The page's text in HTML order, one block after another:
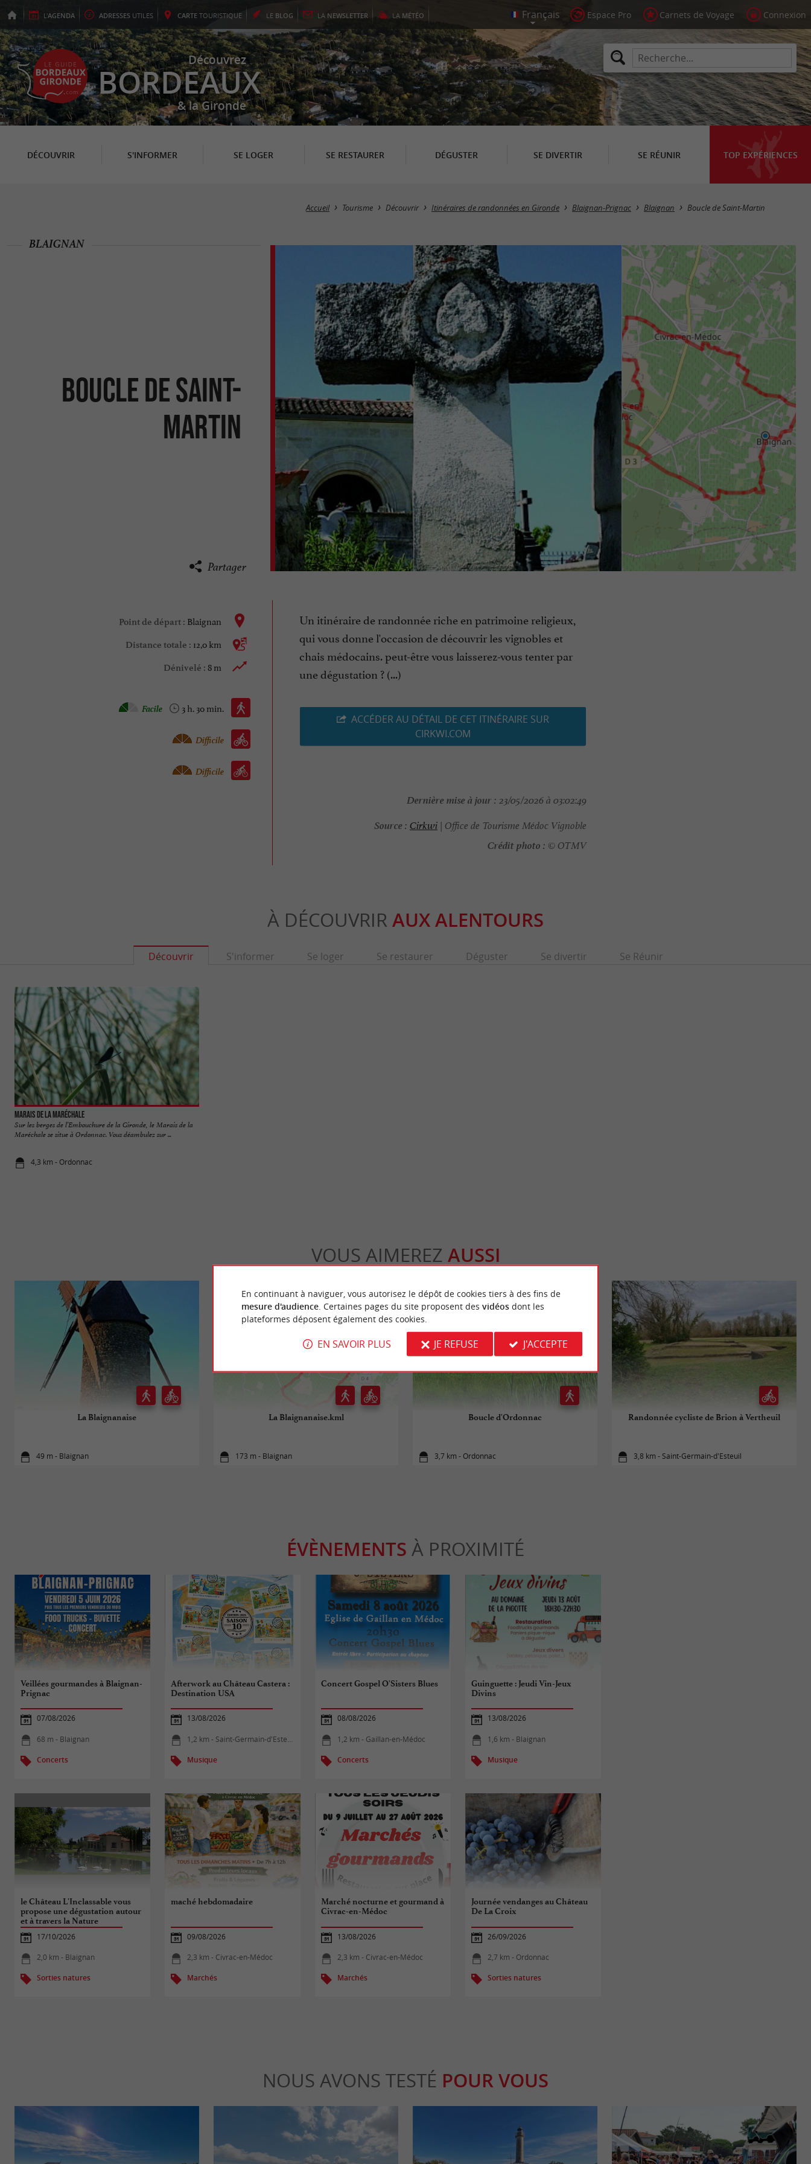
L'AGENDA ADRESSES UTILES CARTE TOURISTIQUE LE BLOG LA NEWSLETTER LA MÉTÉO Espace Pro Carnets de Voyage Connexion
Découvrez
BORDEAUX
& la Gironde
DÉCOUVRIR S'INFORMER SE LOGER SE RESTAURER DÉGUSTER SE DIVERTIR SE RÉUNIR TOP EXPÉRIENCES
Accueil Tourisme Découvrir Itinéraires de randonnées en Gironde Blaignan-Prignac Blaignan Boucle de Saint-Martin
Boucle de Saint-
Martin
BLAIGNAN
Partager
Point de départ : Blaignan
Distance totale : 12,0 km
Dénivelé : 8 m
Marche à pied :
3 h. 30 min.
Facile
Vélo vtc :
Difficile
Vélo / route :
Difficile
Un itinéraire de randonnée riche en patrimoine religieux,
qui vous donne l'occasion de découvrir les vignobles et
chais médocains. peut-être vous laisserez-vous tenter par
une dégustation ? (...)
ACCÉDER AU DÉTAIL DE CET ITINÉRAIRE SUR
CIRKWI.COM
Dernière mise à jour : 23/05/2026 à 03:02:49
Source : Cirkwi| Office de Tourisme Médoc Vignoble
Crédit photo : © OTMV
À DÉCOUVRIR AUX ALENTOURS
Découvrir S'informer Se loger Se restaurer Déguster Se divertir Se Réunir
Marais de la Maréchale
Sur les berges de l’Embouchure de la Gironde, le Marais de la
Maréchale se situe à Ordonnac. Vous déambulez sur ...
4,3 km - Ordonnac
VOUS AIMEREZ AUSSI
La Blaignanaise
49 m - Blaignan
La Blaignanaise.kml
173 m - Blaignan
Boucle d'Ordonnac
3,7 km - Ordonnac
Randonnée cycliste de Brion à Vertheuil
3,8 km - Saint-Germain-d'Esteuil
ÉVÈNEMENTS À PROXIMITÉ
Veillées gourmandes à Blaignan-
Prignac
07/08/2026
68 m - Blaignan
Concerts
Afterwork au Château Castera :
Destination USA
13/08/2026
1,2 km - Saint-Germain-d'Esteuil
Musique
Concert Gospel O'Sisters Blues
08/08/2026
1,2 km - Gaillan-en-Médoc
Concerts
Guinguette : Jeudi Vin-Jeux
Divins
13/08/2026
1,6 km - Blaignan
Musique
le Château L'Inclassable vous
propose une dégustation autour
et à travers la Nature
17/10/2026
2,0 km - Blaignan
Sorties natures
maché hebdomadaire
09/08/2026
2,3 km - Civrac-en-Médoc
Marchés
Marché nocturne et gourmand à
Civrac-en-Médoc
13/08/2026
2,3 km - Civrac-en-Médoc
Marchés
Journée vendanges au Château
De La Croix
26/09/2026
2,7 km - Ordonnac
Sorties natures
NOUS AVONS TESTÉ POUR VOUS
En continuant à naviguer, vous autorisez le dépôt de cookies tiers à des fins de
mesure d'audience. Certaines pages du site proposent des vidéosdont les
plateformes déposent également des cookies.
EN SAVOIR PLUS JE REFUSE J'ACCEPTE